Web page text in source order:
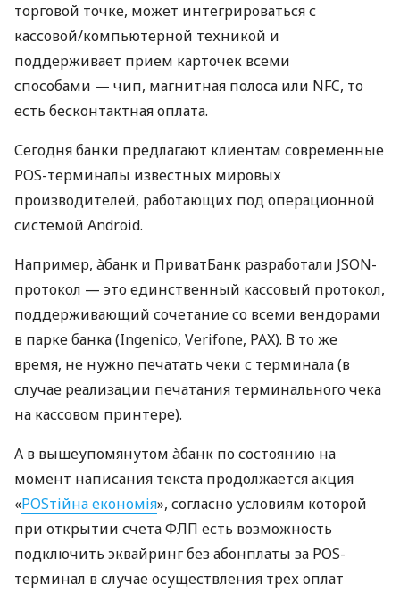
торговой точке, может интегрироваться с
кассовой/компьютерной техникой и
поддерживает прием карточек всеми
способами — чип, магнитная полоса или NFC, то
есть бесконтактная оплата.
Сегодня банки предлагают клиентам современные
POS-терминалы известных мировых
производителей, работающих под операционной
системой Android.
Например, àбанк и ПриватБанк разработали JSON-
протокол — это единственный кассовый протокол,
поддерживающий сочетание со всеми вендорами
в парке банка (Ingenico, Verifone, PAX). В то же
время, не нужно печатать чеки с терминала (в
случае реализации печатания терминального чека
на кассовом принтере).
А в вышеупомянутом àбанк по состоянию на
момент написания текста продолжается акция
«POSтійна економія», согласно условиям которой
при открытии счета ФЛП есть возможность
подключить эквайринг без абонплаты за POS-
терминал в случае осуществления трех оплат